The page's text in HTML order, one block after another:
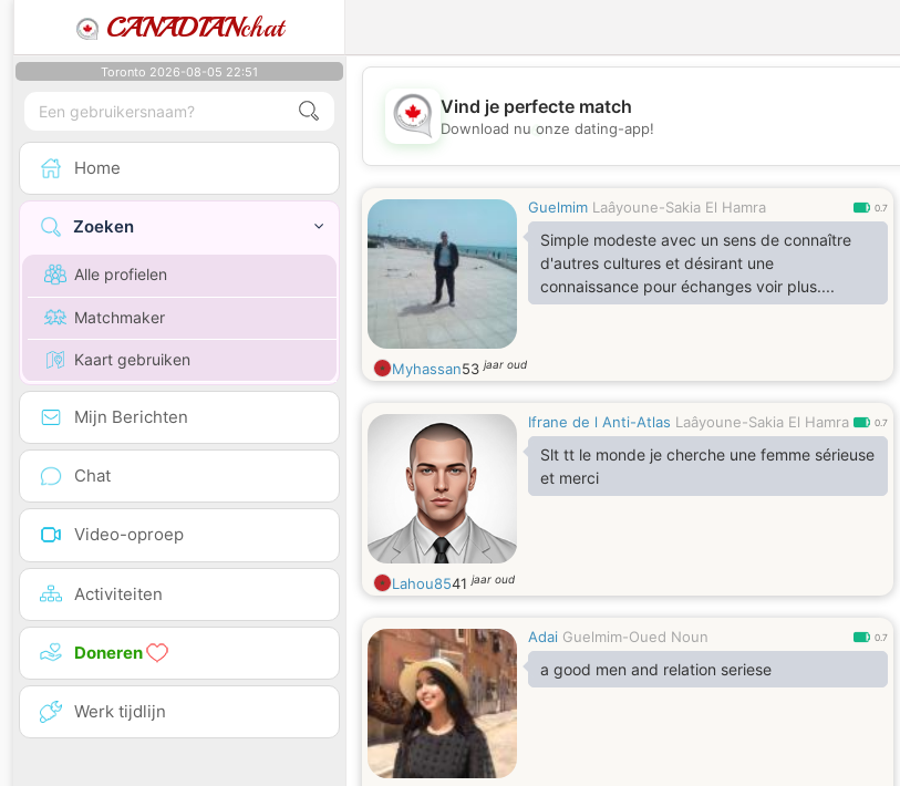
CANADIANchat
Toronto 2026-08-05 22:51
Home
Zoeken
Alle profielen
Matchmaker
Kaart gebruiken
Mijn Berichten
Chat
Video-oproep
Activiteiten
Doneren
Werk tijdlijn
💕
Vind je perfecte match
Download nu onze dating-app!
Guelmim Laâyoune-Sakia El Hamra 0.7
Simple modeste avec un sens de connaître
d'autres cultures et désirant une
connaissance pour échanges voir plus....
Myhassan53jaar oud
Ifrane de l Anti-Atlas Laâyoune-Sakia El Hamra 0.7
Slt tt le monde je cherche une femme sérieuse
et merci
Lahou8541jaar oud
Adai Guelmim-Oued Noun 0.7
a good men and relation seriese